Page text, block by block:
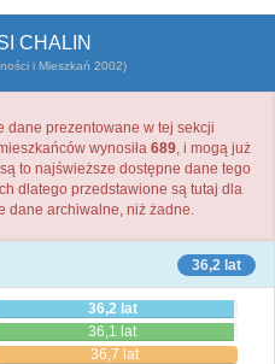
CHALIN
i Mieszkań 2002)
dane prezentowane w tej sekcji
wynosiła 689, i mogą już
to najświeższe dostępne dane tego
dlatego przedstawione są tutaj dla
dane archiwalne, niż żadne.
36,2 lat
36,2 lat
36,1 lat
36,7 lat